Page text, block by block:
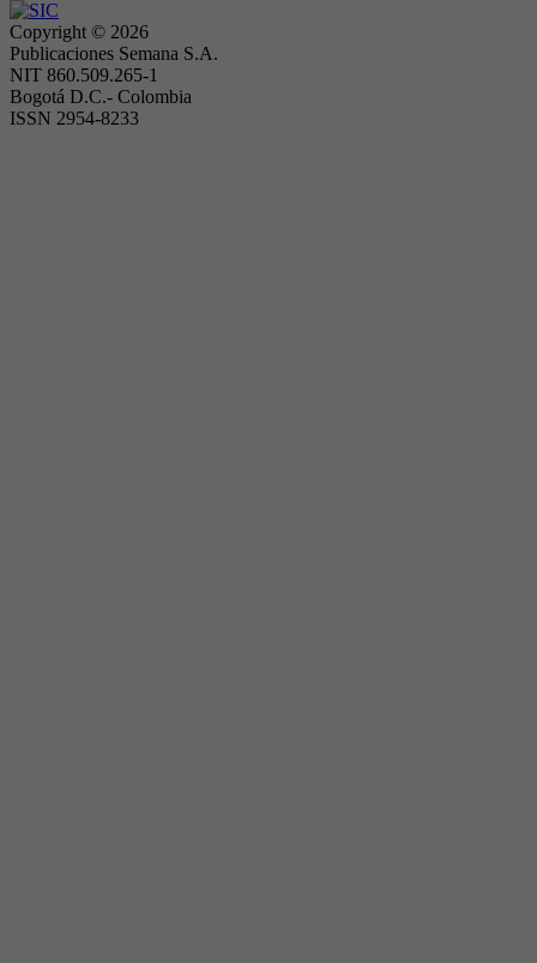
Copyright © 2026
Publicaciones Semana S.A.
NIT 860.509.265-1
Bogotá D.C.- Colombia
ISSN 2954-8233